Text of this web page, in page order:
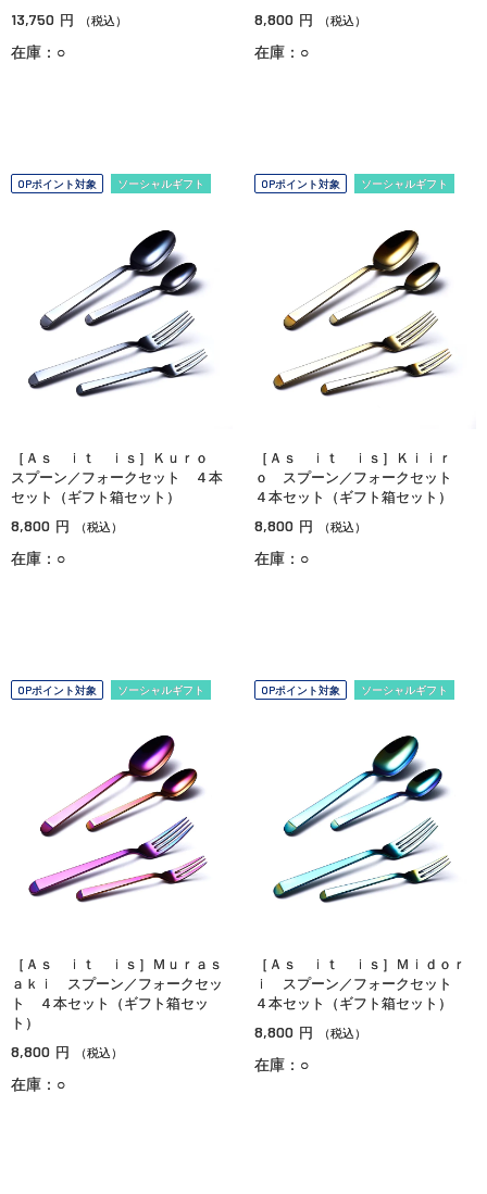
13,750 円 （税込）
在庫：○
8,800 円 （税込）
在庫：○
OPポイント対象 ソーシャルギフト
［Ａｓ ｉｔ ｉｓ］Ｋｕｒｏ
スプーン／フォークセット ４本
セット（ギフト箱セット）
8,800 円 （税込）
在庫：○
OPポイント対象 ソーシャルギフト
［Ａｓ ｉｔ ｉｓ］Ｋｉｉｒ
ｏ スプーン／フォークセット
４本セット（ギフト箱セット）
8,800 円 （税込）
在庫：○
OPポイント対象 ソーシャルギフト
［Ａｓ ｉｔ ｉｓ］Ｍｕｒａｓ
ａｋｉ スプーン／フォークセッ
ト ４本セット（ギフト箱セッ
ト）
8,800 円 （税込）
在庫：○
OPポイント対象 ソーシャルギフト
［Ａｓ ｉｔ ｉｓ］Ｍｉｄｏｒ
ｉ スプーン／フォークセット
４本セット（ギフト箱セット）
8,800 円 （税込）
在庫：○